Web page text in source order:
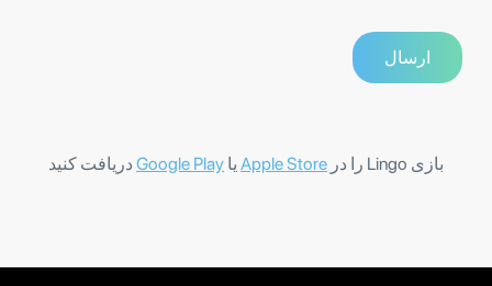
بازی Lingo را در Apple Store یا Google Play دریافت کنید